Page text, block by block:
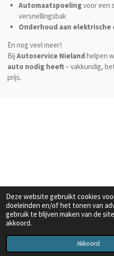
Deze website gebruikt cookies
doeleinden en/of het tonen van
gebruik te blijven maken van de
akkoord.
Akkoord
Automaatspoelingvoor een
versnellingsbak
Onderhoud aan elektrische
En nog veel meer!
Bij Autoservice Nieland helpen
auto nodig heeft– vakkundig,
prijs.
Telefoonnummer